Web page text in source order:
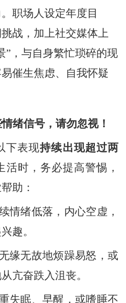
职场人设定年度目
战，加上社交媒体上
”，与自身繁忙琐碎的现
催生焦虑、自我怀疑
绪信号，请勿忽视！
下表现持续出现超过两
活时，务必提高警惕，
助：
情绪低落，内心空虚，
趣。
无缘无故地烦躁易怒，或
亢奋跌入沮丧。
失眠、早醒，或嗜睡不